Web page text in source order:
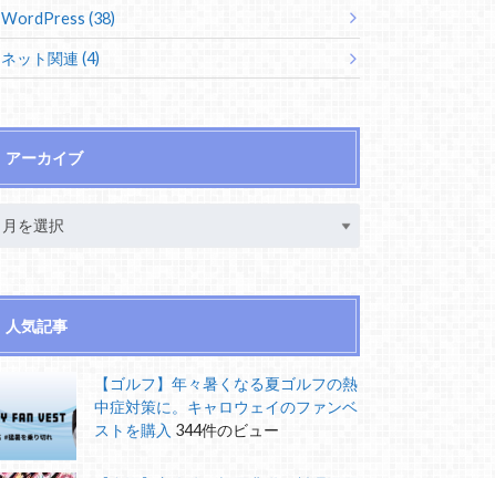
WordPress (38)
ネット関連 (4)
アーカイブ
人気記事
【ゴルフ】年々暑くなる夏ゴルフの熱
中症対策に。キャロウェイのファンベ
ストを購入 344件のビュー